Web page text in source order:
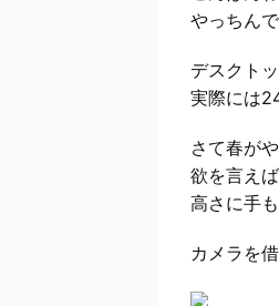
やっちんで
デスクト
実際には
さて春が
欲を言え
高さに手
カメラを